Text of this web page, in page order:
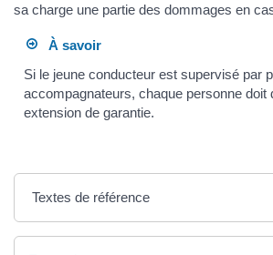
sa charge une partie des dommages en
À savoir
Si le jeune conducteur est supervisé par
accompagnateurs, chaque personne doit
extension de garantie.
Textes de référence